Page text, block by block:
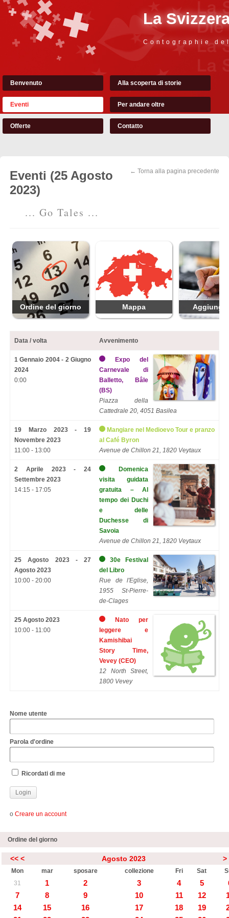
La
Contographie
Benvenuto Alla scoperta di storie
Eventi Per andare oltre
Offerte Contatto
← Torna alla pagina precedente
Eventi (25 Agosto
2023)
... Go Tales ...
Ordine del giorno Mappa Aggiungi
Data / volta Avvenimento
1 Gennaio 2004 - 2 Giugno
2024
0:00
Expo del
Carnevale di
Balletto, Bâle
(BS)
Piazza della
Cattedrale 20, 4051 Basilea
19 Marzo 2023 - 19
Novembre 2023
11:00 - 13:00
Mangiare nel Medioevo Tour e pranzo
al Café Byron
Avenue de Chillon 21, 1820 Veytaux
2 Aprile 2023 - 24
Settembre 2023
14:15 - 17:05
Domenica
visita guidata
gratuita – Al
tempo dei Duchi
e delle
Duchesse di
Savoia
Avenue de Chillon 21, 1820 Veytaux
25 Agosto 2023 - 27
Agosto 2023
10:00 - 20:00
30e Festival
del Libro
Rue de l'Eglise,
1955 St-Pierre-
de-Clages
25 Agosto 2023
10:00 - 11:00
Nato per
leggere e
Kamishibai
Story Time,
Vevey (CEO)
12 North Street,
1800 Vevey
Nome utente
Parola d'ordine
Ricordati di me
o Creare un account
Ordine del giorno
<< < Agosto 2023 >
Mon mar sposare collezione Fri Sat
31
1 2 3 4 5
7
8 9 10 11 12
14
15 16 17 18 19